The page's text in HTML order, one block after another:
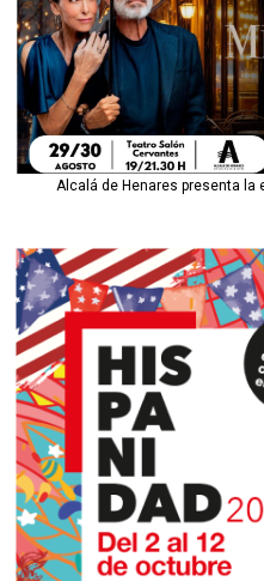
Alcalá de Henares presenta la